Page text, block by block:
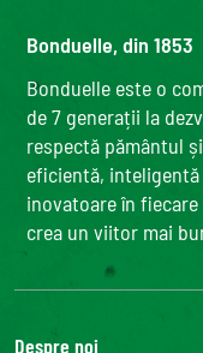
Bonduelle, din 1853
Bonduelle este o
de 7 generații la
respectă pământul
eficientă,
inovatoare în
crea un viitor mai
Despre noi